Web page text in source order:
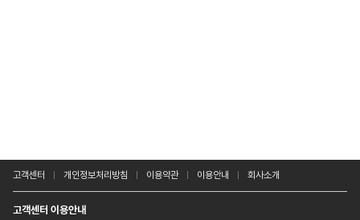
고객센터 개인정보처리방침 이용약관 이용안내 회사소개
고객센터 이용안내